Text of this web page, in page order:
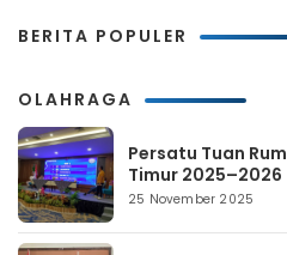
BERITA POPULER
OLAHRAGA
Persatu Tuan
Timur 2025–2026
25 November 2025